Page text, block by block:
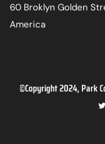
60 Broklyn Golden
America
©Copyright 2024, Park